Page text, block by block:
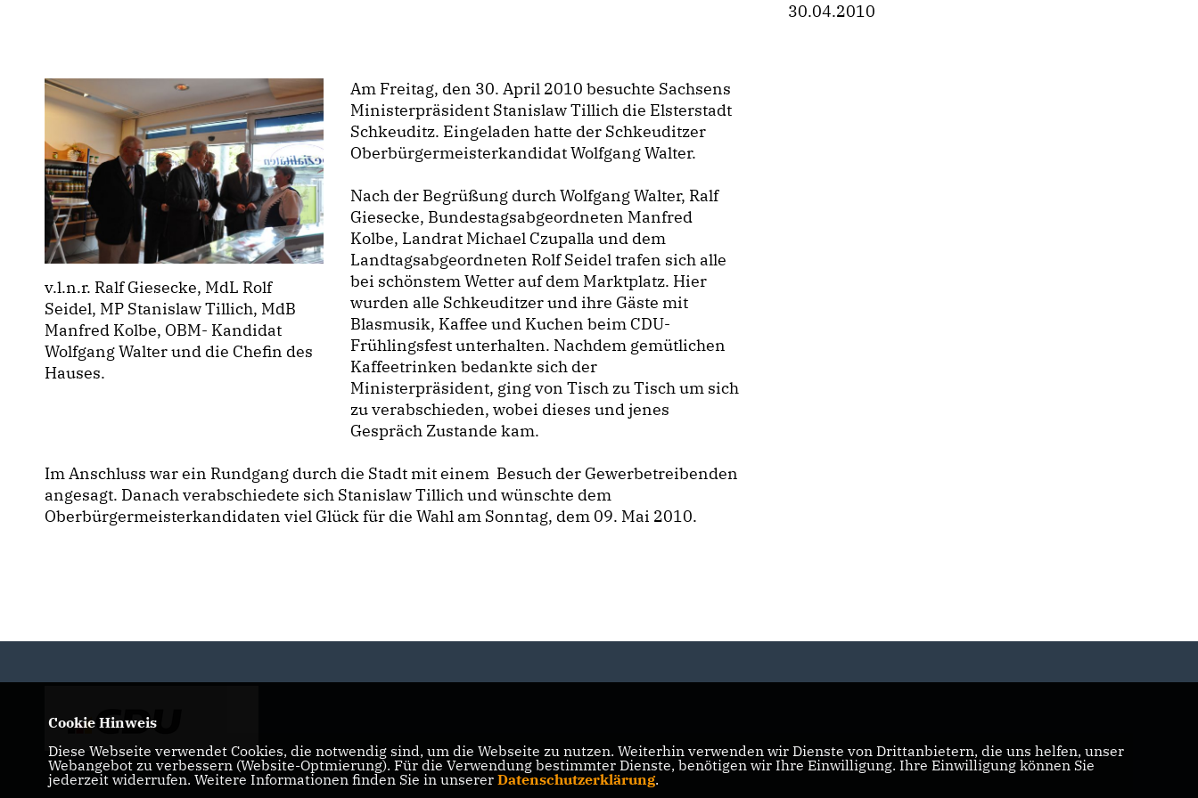
v.l.n.r. Ralf Giesecke, MdL Rolf
Seidel, MP Stanislaw Tillich, MdB
Manfred Kolbe, OBM- Kandidat
Wolfgang Walter und die Chefin des
Hauses.
Am Freitag, den 30. April 2010 besuchte Sachsens
Ministerpräsident Stanislaw Tillich die Elsterstadt
Schkeuditz. Eingeladen hatte der Schkeuditzer
Oberbürgermeisterkandidat Wolfgang Walter.
Nach der Begrüßung durch Wolfgang Walter, Ralf
Giesecke, Bundestagsabgeordneten Manfred
Kolbe, Landrat Michael Czupalla und dem
Landtagsabgeordneten Rolf Seidel trafen sich alle
bei schönstem Wetter auf dem Marktplatz. Hier
wurden alle Schkeuditzer und ihre Gäste mit
Blasmusik, Kaffee und Kuchen beim CDU-
Frühlingsfest unterhalten. Nachdem gemütlichen
Kaffeetrinken bedankte sich der
Ministerpräsident, ging von Tisch zu Tisch um sich
zu verabschieden, wobei dieses und jenes
Gespräch Zustande kam.
Im Anschluss war ein Rundgang durch die Stadt mit einem Besuch der Gewerbetreibenden
angesagt. Danach verabschiedete sich Stanislaw Tillich und wünschte dem
Oberbürgermeisterkandidaten viel Glück für die Wahl am Sonntag, dem 09. Mai 2010.
30.04.2010
Cookie Hinweis
Diese Webseite verwendet Cookies, die notwendig sind, um die Webseite zu nutzen. Weiterhin verwenden wir Dienste von Drittanbietern, die uns helfen, unser
Webangebot zu verbessern (Website-Optmierung). Für die Verwendung bestimmter Dienste, benötigen wir Ihre Einwilligung. Ihre Einwilligung können Sie
jederzeit widerrufen. Weitere Informationen finden Sie in unserer Datenschutzerklärung.